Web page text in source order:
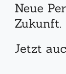
Neue
Zukunft.
Jetzt